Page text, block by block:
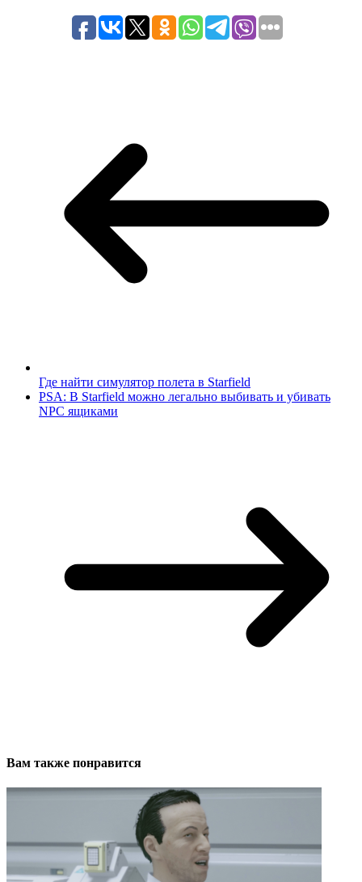
Где найти симулятор полета в Starfield
PSA: В Starfield можно легально выбивать и убивать
NPC ящиками
Вам также понравится